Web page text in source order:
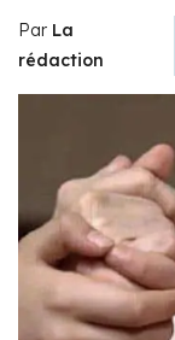
Par La
rédaction